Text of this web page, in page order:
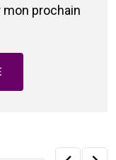
mon prochain